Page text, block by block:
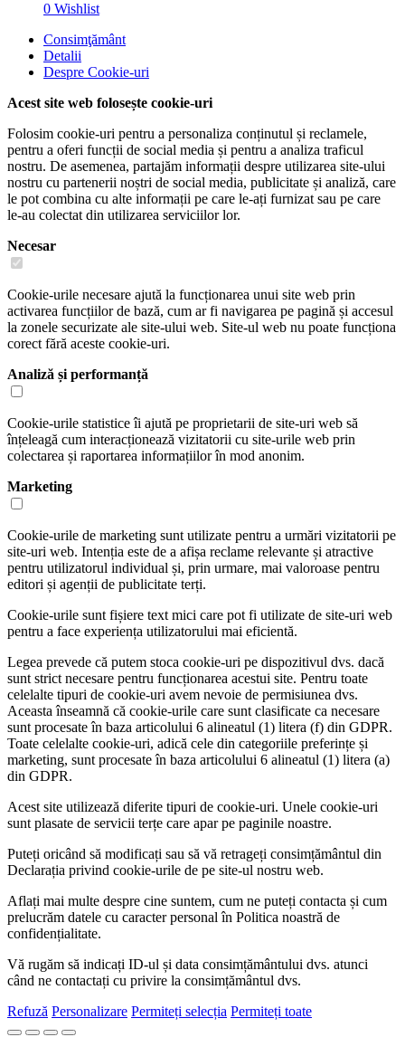
0 Wishlist
Consimţământ
Detalii
Despre Cookie-uri
Acest site web folosește cookie-uri
Folosim cookie-uri pentru a personaliza conținutul și reclamele,
pentru a oferi funcții de social media și pentru a analiza traficul
nostru. De asemenea, partajăm informații despre utilizarea site-ului
nostru cu partenerii noștri de social media, publicitate și analiză, care
le pot combina cu alte informații pe care le-ați furnizat sau pe care
le-au colectat din utilizarea serviciilor lor.
Necesar
Cookie-urile necesare ajută la funcționarea unui site web prin
activarea funcțiilor de bază, cum ar fi navigarea pe pagină și accesul
la zonele securizate ale site-ului web. Site-ul web nu poate funcționa
corect fără aceste cookie-uri.
Analiză și performanță
Cookie-urile statistice îi ajută pe proprietarii de site-uri web să
înțeleagă cum interacționează vizitatorii cu site-urile web prin
colectarea și raportarea informațiilor în mod anonim.
Marketing
Cookie-urile de marketing sunt utilizate pentru a urmări vizitatorii pe
site-uri web. Intenția este de a afișa reclame relevante și atractive
pentru utilizatorul individual și, prin urmare, mai valoroase pentru
editori și agenții de publicitate terți.
Cookie-urile sunt fișiere text mici care pot fi utilizate de site-uri web
pentru a face experiența utilizatorului mai eficientă.
Legea prevede că putem stoca cookie-uri pe dispozitivul dvs. dacă
sunt strict necesare pentru funcționarea acestui site. Pentru toate
celelalte tipuri de cookie-uri avem nevoie de permisiunea dvs.
Aceasta înseamnă că cookie-urile care sunt clasificate ca necesare
sunt procesate în baza articolului 6 alineatul (1) litera (f) din GDPR.
Toate celelalte cookie-uri, adică cele din categoriile preferințe și
marketing, sunt procesate în baza articolului 6 alineatul (1) litera (a)
din GDPR.
Acest site utilizează diferite tipuri de cookie-uri. Unele cookie-uri
sunt plasate de servicii terțe care apar pe paginile noastre.
Puteți oricând să modificați sau să vă retrageți consimțământul din
Declarația privind cookie-urile de pe site-ul nostru web.
Aflați mai multe despre cine suntem, cum ne puteți contacta și cum
prelucrăm datele cu caracter personal în Politica noastră de
confidențialitate.
Vă rugăm să indicați ID-ul și data consimțământului dvs. atunci
când ne contactați cu privire la consimțământul dvs.
Refuză Personalizare Permiteți selecția Permiteți toate